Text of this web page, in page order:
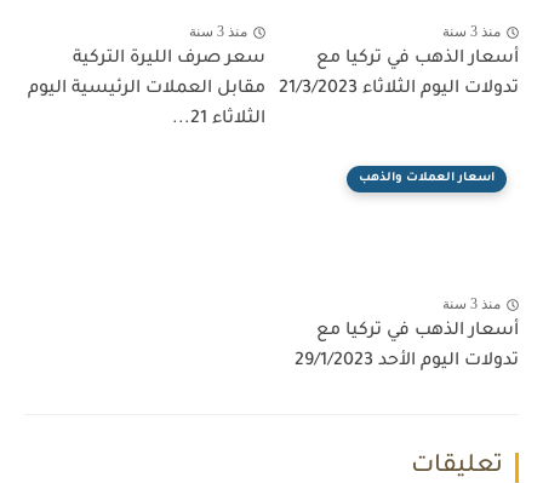
منذ 3 سنة
أسعار الذهب في تركيا مع
تدولات اليوم الثلاثاء 21/3/2023
منذ 3 سنة
سعر صرف الليرة التركية
مقابل العملات الرئيسية اليوم
الثلاثاء 21...
اسعار العملات والذهب
منذ 3 سنة
أسعار الذهب في تركيا مع
تدولات اليوم الأحد 29/1/2023
تعليقات